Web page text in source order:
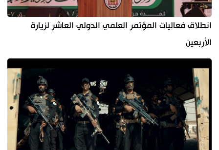
انطلاق فعاليات المؤتمر العلمي الدولي العاشر لزيارة
الأربعين